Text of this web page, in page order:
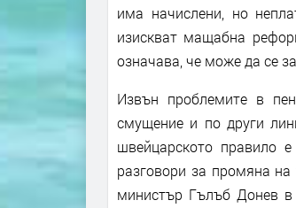
има начислени, но
изискват мащабна
означава, че може да се
Извън проблемите в
смущение и по други
швейцарското правило
разговори за промяна на
министър Гълъб Донев в